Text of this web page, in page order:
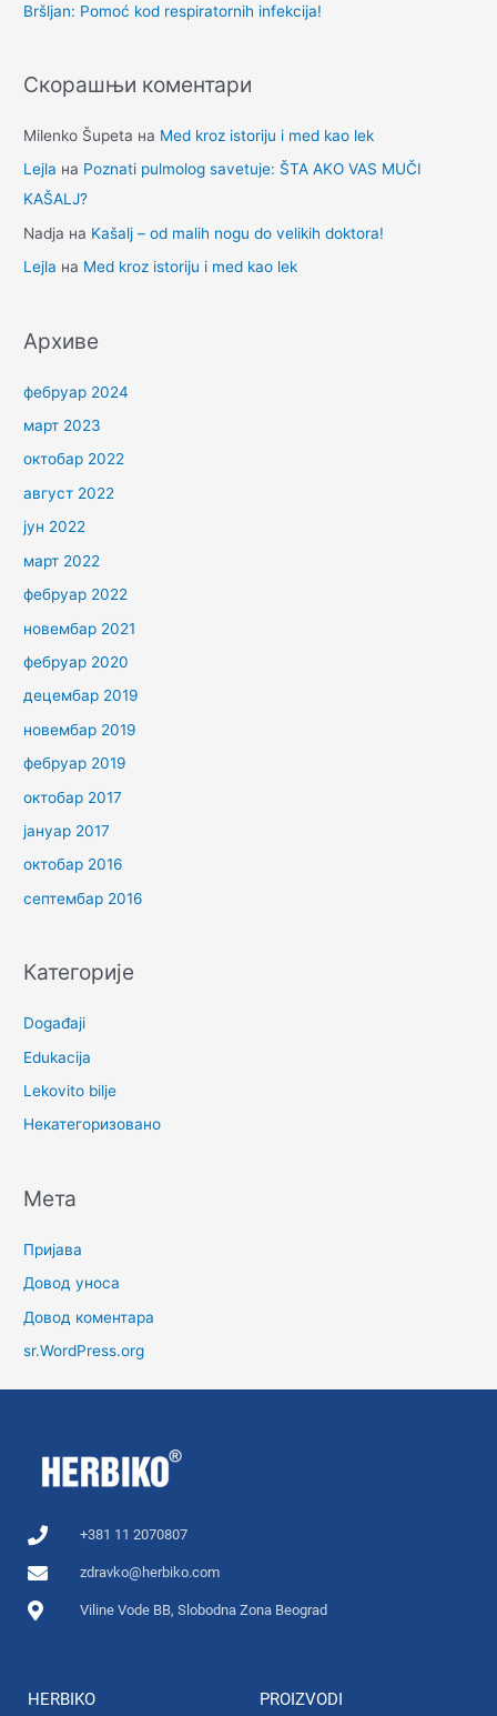
:Bršljan: Pomoć kod respiratornih infekcija!
Скорашњи коментари
Milenko Šupeta на Med kroz istoriju i med kao lek
Lejla на Poznati pulmolog savetuje: ŠTA AKO VAS MUČI
KAŠALJ?
Nadja на Kašalj – od malih nogu do velikih doktora!
Lejla на Med kroz istoriju i med kao lek
Архиве
фебруар 2024
март 2023
октобар 2022
август 2022
јун 2022
март 2022
фебруар 2022
новембар 2021
фебруар 2020
децембар 2019
новембар 2019
фебруар 2019
октобар 2017
јануар 2017
октобар 2016
септембар 2016
Категорије
Događaji
Edukacija
Lekovito bilje
Некатегоризовано
Мета
Пријава
Довод уноса
Довод коментара
sr.WordPress.org
+381 11 2070807
zdravko@herbiko.com
Viline Vode BB, Slobodna Zona Beograd
HERBIKO PROIZVODI